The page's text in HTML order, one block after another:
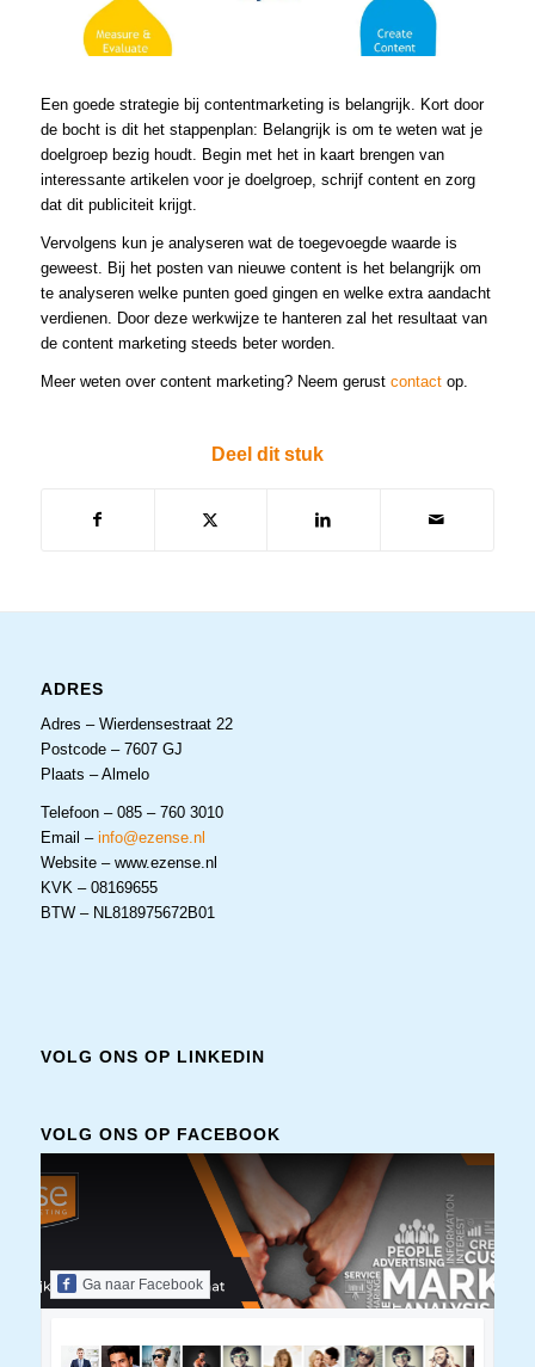
Een goede strategie bij contentmarketing is belangrijk. Kort door
de bocht is dit het stappenplan: Belangrijk is om te weten wat je
doelgroep bezig houdt. Begin met het in kaart brengen van
interessante artikelen voor je doelgroep, schrijf content en zorg
dat dit publiciteit krijgt.
Vervolgens kun je analyseren wat de toegevoegde waarde is
geweest. Bij het posten van nieuwe content is het belangrijk om
te analyseren welke punten goed gingen en welke extra aandacht
verdienen. Door deze werkwijze te hanteren zal het resultaat van
de content marketing steeds beter worden.
Meer weten over content marketing? Neem gerust contactop.
Deel dit stuk
ADRES
Adres – Wierdensestraat 22
Postcode – 7607 GJ
Plaats – Almelo
Telefoon – 085 – 760 3010
Email – info@ezense.nl
Website – www.ezense.nl
KVK – 08169655
BTW – NL818975672B01
VOLG ONS OP LINKEDIN
VOLG ONS OP FACEBOOK
Ga naar Facebook